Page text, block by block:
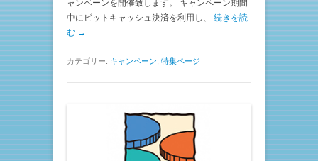
ャンペーンを開催致します。 キャンペーン期間
中にビットキャッシュ決済を利用し、 続きを読
む →
カテゴリー: キャンペーン 特集ページ